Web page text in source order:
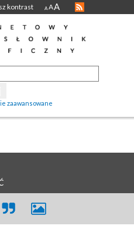
kontrast A AA
zaawansowane